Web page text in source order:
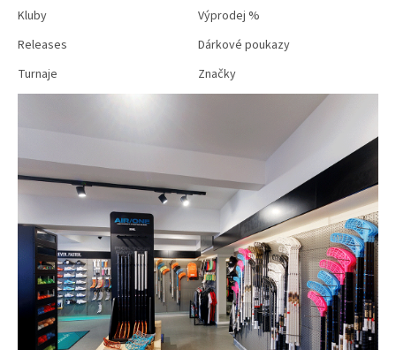
Kluby
Releases
Turnaje
Výprodej %
Dárkové poukazy
Značky